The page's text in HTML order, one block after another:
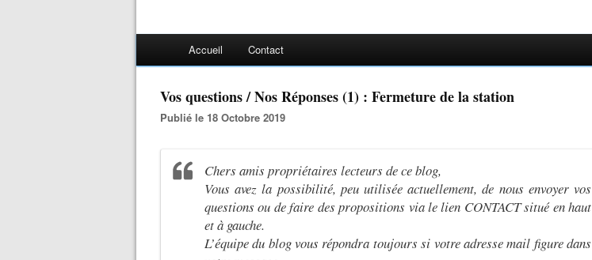
Accueil Contact
Vos questions / Nos Réponses (1) : Fermeture de la station
Publié le 18 Octobre 2019
Chers amis propriétaires lecteurs de ce blog,
Vous avez la possibilité, peu utilisée actuellement, de nous envoyer vos
questions ou de faire des propositions via le lien CONTACT situé en haut
et à gauche.
L’équipe du blog vous répondra toujours si votre adresse mail figure dans